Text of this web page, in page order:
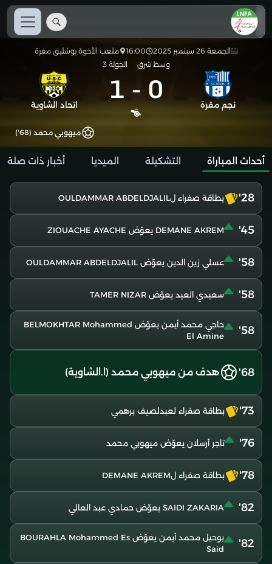
الجمعة 26 سبتمبر 2025 16:00
ملعب الأخوة بوشليق مقرة
وسط شرق
الجولة 3
نجم مقرة 0
-
1 اتحاد الشاوية
ميهوبي محمد (68')
أحداث المباراة التشكيلة الميديا أخبار ذات صلة
28' بطاقة صفراء لOULDAMMAR ABDELDJALIL
45' DEMANE AKREM يعوّض ZIOUACHE AYACHE
58' عسلي زين الدين يعوّض OULDAMMAR ABDELDJALIL
58' سعيدي العيد يعوّض TAMER NIZAR
58'
حاجي محمد أيمن يعوّض BELMOKHTAR Mohammed
El Amine
68' هدف من ميهوبي محمد (ا.الشاوية)
73' بطاقة صفراء لعبدلصيف برهمي
76' تاجر أرسلان يعوّض ميهوبي محمد
78' بطاقة صفراء لDEMANE AKREM
82' SAIDI ZAKARIA يعوّض حمادي عبد العالي
82'
بوحيل محمد أيمن يعوّض BOURAHLA Mohammed Es
Said